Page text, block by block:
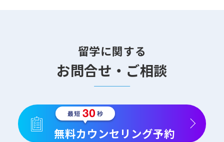
留学に関する
お問合せ・ご相談
無料カウンセリング予約